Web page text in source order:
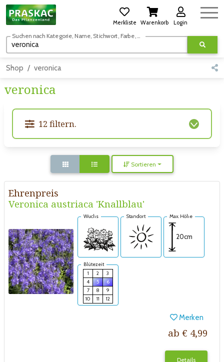
Merkliste Warenkorb Login
Suchen nach Kategorie, Name, Stichwort, Farbe, usw.
Shop veronica
veronica
12 filtern.
Sortieren
Ehrenpreis
Veronica austriaca 'Knallblau'
Wuchs Standort Max. Höhe
20cm
Blütezeit
1
2
3
4
5
6
7
8
9
10
11 12
Merken
ab € 4,99
Details